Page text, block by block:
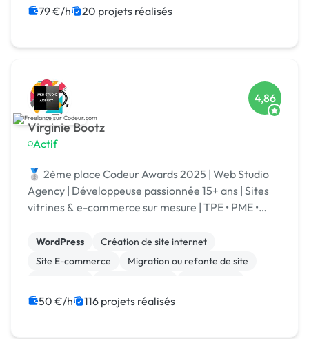
79 €/h 20 projets réalisés
Virginie Bootz
Actif
4,86
🥈 2ème place Codeur Awards 2025 | Web Studio
Agency | Développeuse passionnée 15+ ans | Sites
vitrines & e-commerce sur mesure | TPE • PME •
WordPress
Création de site internet
Site E-commerce
Migration ou refonte de site
WooCommerce
Développement spécifique
50 €/h 116 projets réalisés